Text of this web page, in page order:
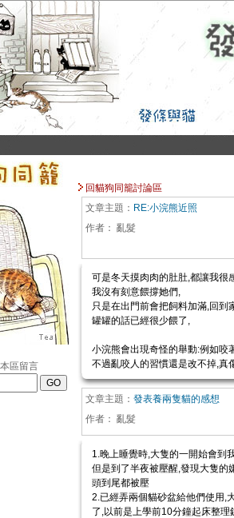
區留言
回貓狗同籠討論區
文章主題： RE:小浣熊近照
作者： 亂髮
可是冬天摸肉肉的肚肚,都讓我很
我沒有刻意餵撐她們,
只是在出門前會把飼料加滿,回到
罐罐的話已經很少餵了,
小浣熊會出現奇怪的舉動:例如咬
不過亂咬人的習慣還是改不掉,真
文章主題： 發表養兩隻貓的感想
作者： 亂髮
1.晚上睡覺時,大隻的一開始會到
但是到了半夜被壓醒,發現大隻的
頭到尾都被壓
2.已經弄兩個貓砂盆給他們使用,
了,以前是上學前10分鐘起床整